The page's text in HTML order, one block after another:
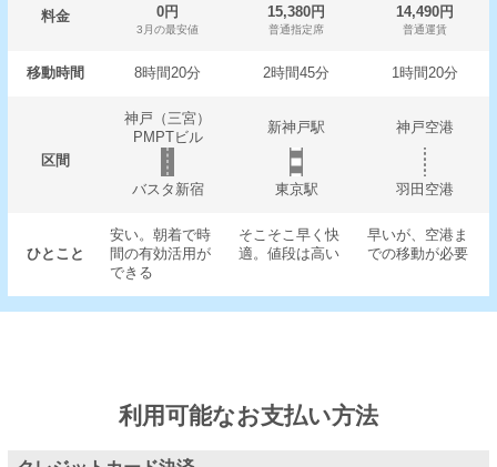
料金 0円
3月の最安値
15,380円
普通指定席
14,490円
普通運賃
移動時間 8時間20分 2時間45分 1時間20分
区間
神戸（三宮）
PMPTビル
新神戸駅 神戸空港
バスタ新宿 東京駅 羽田空港
ひとこと
安い。朝着で時
間の有効活用が
できる
そこそこ早く快
適。値段は高い
早いが、空港ま
での移動が必要
利用可能なお支払い方法